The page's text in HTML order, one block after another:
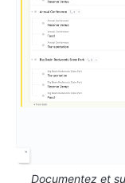
Documentez et